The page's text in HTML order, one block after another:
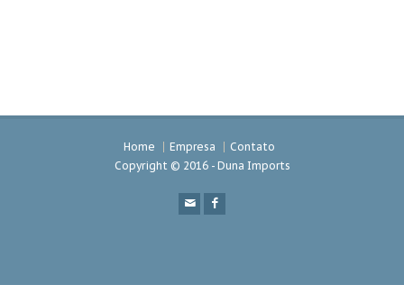
Home Empresa
Contato
Copyright © 2016 - Duna Imports